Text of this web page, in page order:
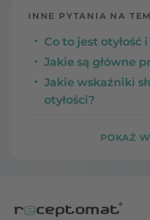
INNE PYTANIA NA
Co to jest otyłość
Jakie są główne
Jakie wskaźniki
otyłości?